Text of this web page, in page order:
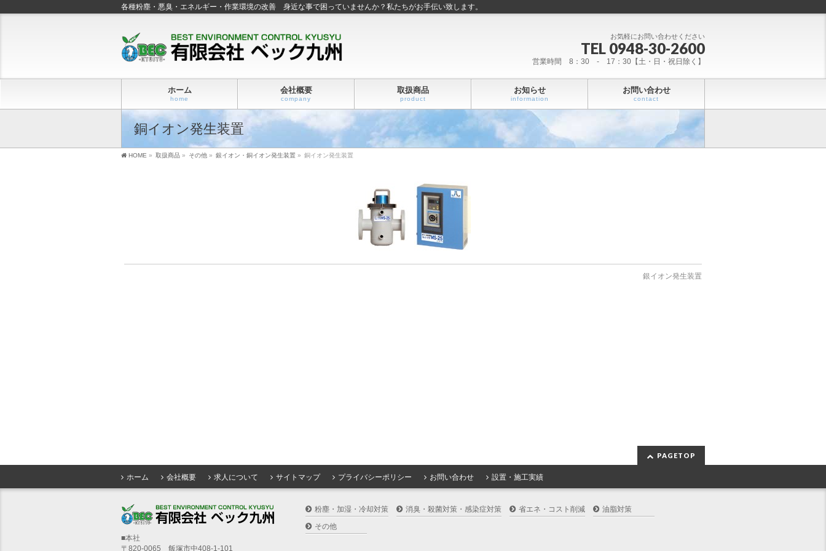
各種粉塵・悪臭・エネルギー・作業環境の改善 身近な事で困っていませんか？私たちがお手伝い致します。
お気軽にお問い合わせください
TEL 0948-30-2600
営業時間 8：30 - 17：30【土・日・祝日除く】
ホーム
home
会社概要
company
取扱商品
product
お知らせ
information
お問い合わせ
contact
銅イオン発生装置
HOME » 取扱商品 » その他 » 銀イオン・銅イオン発生装置 » 銅イオン発生装置
銀イオン発生装置
PAGETOP
ホーム 会社概要 求人について サイトマップ プライバシーポリシー お問い合わせ 設置・施工実績
■本社
〒820-0065 飯塚市中408-1-101
粉塵・加湿・冷却対策 消臭・殺菌対策・感染症対策 省エネ・コスト削減
油脂対策
その他